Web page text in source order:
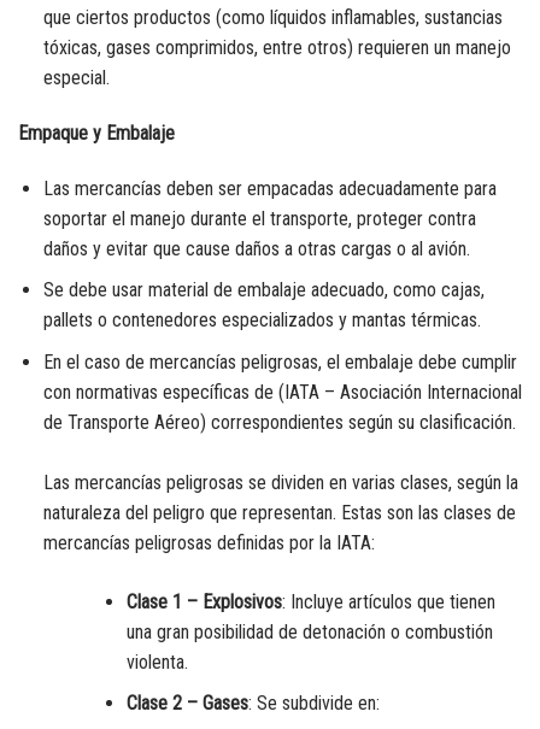
que ciertos productos (como líquidos inflamables, sustancias
tóxicas, gases comprimidos, entre otros) requieren un manejo
especial.
Empaque y Embalaje
Las mercancías deben ser empacadas adecuadamente para
soportar el manejo durante el transporte, proteger contra
daños y evitar que cause daños a otras cargas o al avión.
Se debe usar material de embalaje adecuado, como cajas,
pallets o contenedores especializados y mantas térmicas.
En el caso de mercancías peligrosas, el embalaje debe cumplir
con normativas específicas de (IATA – Asociación Internacional
de Transporte Aéreo) correspondientes según su clasificación.
Las mercancías peligrosas se dividen en varias clases, según la
naturaleza del peligro que representan. Estas son las clases de
mercancías peligrosas definidas por la IATA:
Clase 1 – Explosivos: Incluye artículos que tienen
una gran posibilidad de detonación o combustión
violenta.
Clase 2 – Gases: Se subdivide en: